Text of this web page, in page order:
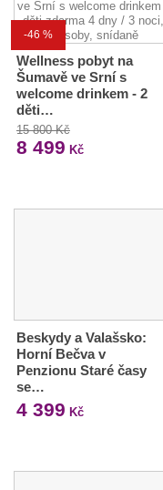
-46 %
Wellness pobyt na
Šumavě ve Srní s
welcome drinkem - 2
děti…
15 800 Kč
8 499 Kč
Beskydy a Valašsko:
Horní Bečva v
Penzionu Staré časy
se…
4 399 Kč